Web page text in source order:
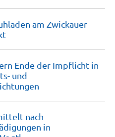
am Zwickauer
Ende der Impflicht in
und
nach
in